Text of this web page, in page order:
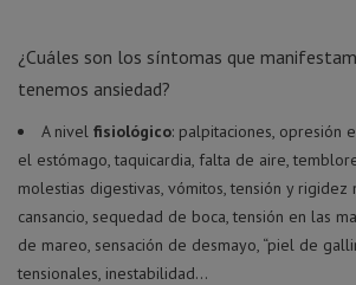
¿Cuáles son los síntomas que
tenemos ansiedad?
A nivel fisiológico: palpitaciones, opresión
el estómago, taquicardia, falta de aire,
molestias digestivas, vómitos, tensión y rigidez
cansancio, sequedad de boca, tensión en las
de mareo, sensación de desmayo, “piel de
tensionales, inestabilidad…